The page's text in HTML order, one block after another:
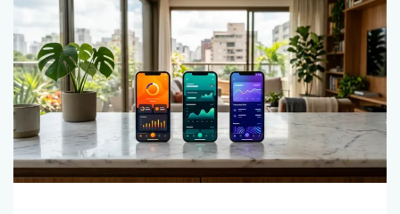
Pena?